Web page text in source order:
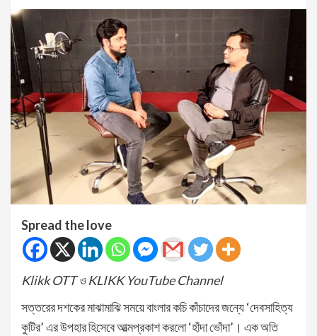
Spread the love
Klikk OTT ও KLIKK YouTube Channel
সত্তরের দশকের মাঝামাঝি সময়ে বাংলার কচি কাঁচাদের জন্যে ‘দেবসাহিত্য
কুটির’ এর উপহার হিসেবে আত্মপ্রকাশ করলো ‘হাঁদা ভোঁদা’। এক অতি